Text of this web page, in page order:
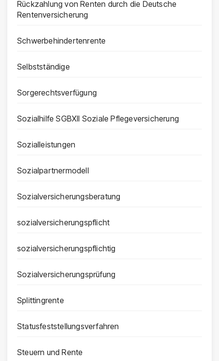
Rückzahlung von Renten durch die Deutsche
Rentenversicherung
Schwerbehindertenrente
Selbstständige
Sorgerechtsverfügung
Sozialhilfe SGBXII Soziale Pflegeversicherung
Sozialleistungen
Sozialpartnermodell
Sozialversicherungsberatung
sozialversicherungspflicht
sozialversicherungspflichtig
Sozialversicherungsprüfung
Splittingrente
Statusfeststellungsverfahren
Steuern und Rente